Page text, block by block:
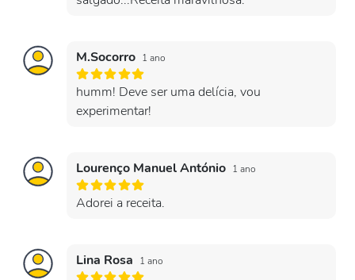
M.Socorro 1 ano
humm! Deve ser uma delícia, vou
experimentar!
Lourenço Manuel António 1 ano
Adorei a receita.
Lina Rosa 1 ano